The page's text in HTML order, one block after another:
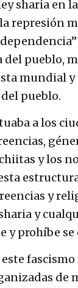
sharia en
represión
pueblo,
mundial y
pueblo.
a los
y los
y
y
y prohíbe se